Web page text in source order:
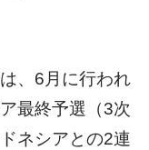
、6月に行われ
最終予選（3次
ネシアとの2連